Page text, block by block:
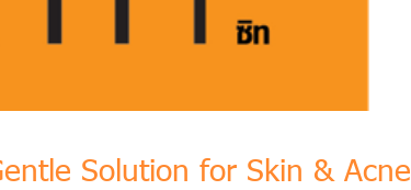
Solution for Skin & Acne